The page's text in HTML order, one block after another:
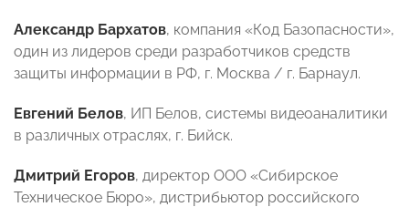
Александр Бархатов, компания «Код Базопасности»,
один из лидеров среди разработчиков средств
защиты информации в РФ, г. Москва / г. Барнаул.
Евгений Белов, ИП Белов, системы видеоаналитики
в различных отраслях, г. Бийск.
Дмитрий Егоров, директор ООО «Сибирское
Техническое Бюро», дистрибьютор российского